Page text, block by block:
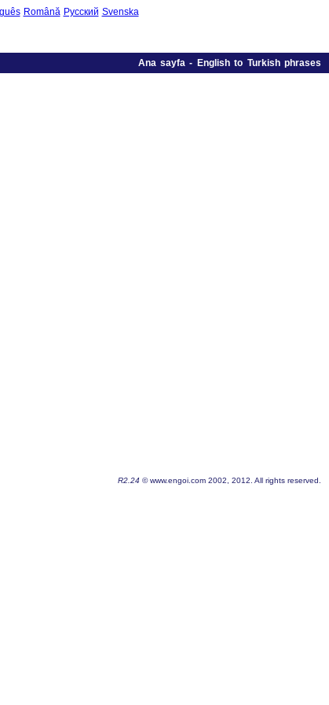
Română Русский Svenska
Ana sayfa- English to Turkish phrases
R2.24 © www.engoi.com 2002, 2012. All rights reserved.